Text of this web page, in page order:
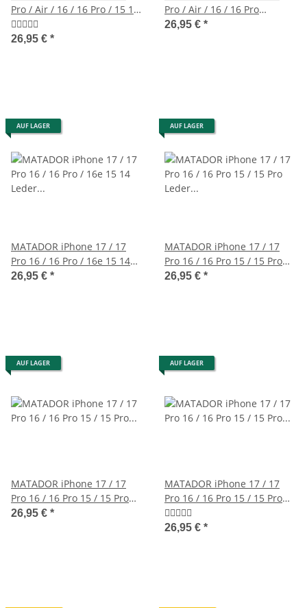
Pro / Air / 16 / 16 Pro / 15 14
Leder Schutzhülle Braun
26,95 € *
Pro / Air / 16 / 16 Pro
Ledertasche Schwarz
26,95 € *
AUF LAGER
MATADOR iPhone 17 / 17
Pro 16 / 16 Pro / 16e 15 14
Leder Hülle Braun
26,95 € *
AUF LAGER
MATADOR iPhone 17 / 17
Pro 16 / 16 Pro 15 / 15 Pro
Leder Hülle Schwarz
26,95 € *
AUF LAGER
MATADOR iPhone 17 / 17
Pro 16 / 16 Pro 15 / 15 Pro
Leder-Case Schwarz
26,95 € *
AUF LAGER
MATADOR iPhone 17 / 17
Pro 16 / 16 Pro 15 / 15 Pro
Leder-Schutz Braun
26,95 € *